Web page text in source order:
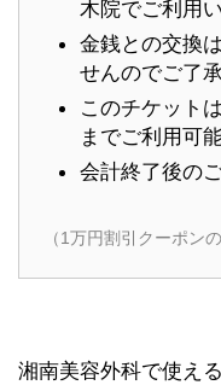
木院でご利用
金銭との交換
せんのでご了
このチケット
までご利用可
会計終了後の
（1万円割引クーポン
湘南美容外科で使え